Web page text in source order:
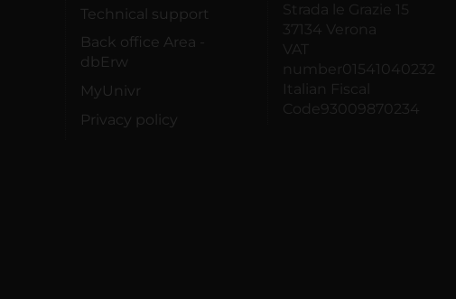
Technical support
Back office Area -
dbErw
MyUnivr
Privacy policy
Strada le Grazie 15
37134 Verona
VAT
number01541040232
Italian Fiscal
Code93009870234